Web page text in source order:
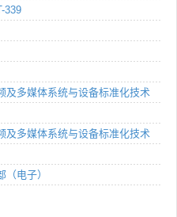
339
及多媒体系统与设备标准化技术
及多媒体系统与设备标准化技术
（电子）